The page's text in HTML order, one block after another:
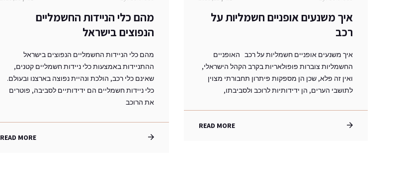
מהם כלי הניידות החשמליים
הנפוצים בישראל
מהם כלי הניידות החשמליים הנפוצים בישראל
ההתניידות באמצעות כלי ניידות חשמליים קטנים,
שאינם כלי רכב, הולכת ונהיית נפוצה בארצנו ובעולם.
כלי ניידות חשמליים הם ידידותיים לסביבה, פוטרים
את הרוכב
READ MORE
איך משנעים אופניים חשמליות על
רכב
איך משנעים אופניים חשמליות על רכב האופניים
החשמליות צוברות פופולאריות בקרב הקהל הישראלי,
ואין זה פלא, שכן הן מספקות פיתרון תחבורתי מצוין
לתושבי הערים, הן ידידותיות לרוכב ולסביבתו,
READ MORE